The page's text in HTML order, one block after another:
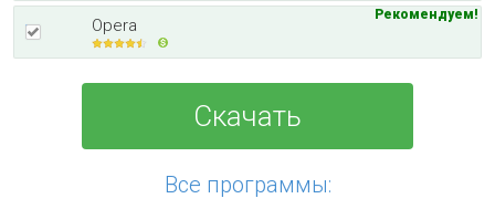
Opera
Рекомендуем!
Скачать
Все программы: